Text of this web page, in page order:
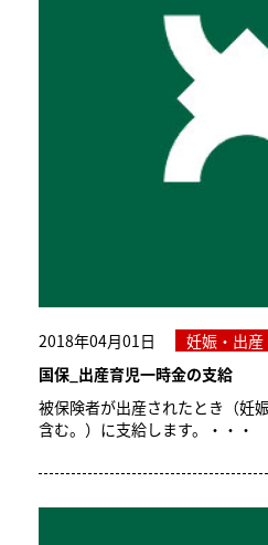
2018年04月01日
妊娠・出産
国保_出産育児一時金の支給
被保険者が出産されたとき（妊
含む。）に支給します。・・・